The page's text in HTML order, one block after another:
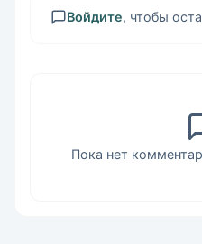
Войдите, чтобы
Пока нет